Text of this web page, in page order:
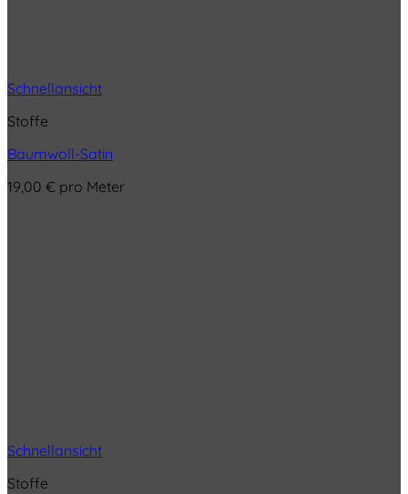
Schnellansicht
Stoffe
Baumwoll-Satin
19,00 € pro Meter
Schnellansicht
Stoffe